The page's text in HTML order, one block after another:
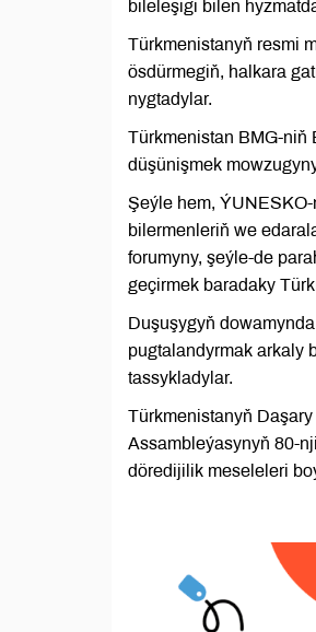
bileleşigi bilen
Türkmenistanyň resmi
ösdürmegiň, halkara
nygtadylar.
Türkmenistan BMG-niň
düşünişmek
Şeýle hem,
bilermenleriň we
forumyny, şeýle-de
geçirmek baradaky
Duşuşygyň
pugtalandyrmak arkaly
tassykladylar.
Türkmenistanyň
Assambleýasynyň 80-
döredijilik meseleleri